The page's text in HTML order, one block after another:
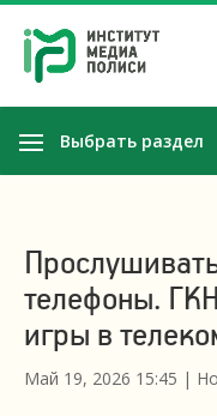
Выбрать раздел
телефоны.
игры в
Май 19, 2026 15:45 |